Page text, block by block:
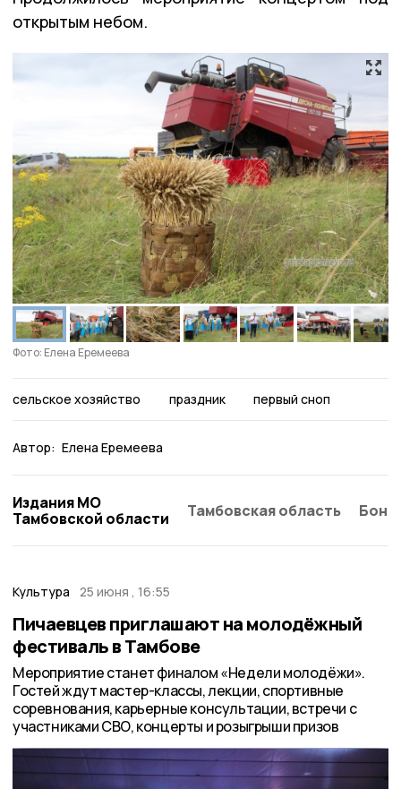
открытым небом.
Фото: Елена Еремеева
сельское хозяйство праздник первый сноп
Автор: Елена Еремеева
Издания МО
Тамбовской области
Тамбовская область
Культура 25 июня , 16:55
Пичаевцев приглашают на молодёжный
фестиваль в Тамбове
Мероприятие станет финалом «Недели молодёжи».
Гостей ждут мастер-классы, лекции, спортивные
соревнования, карьерные консультации, встречи с
участниками СВО, концерты и розыгрыши призов